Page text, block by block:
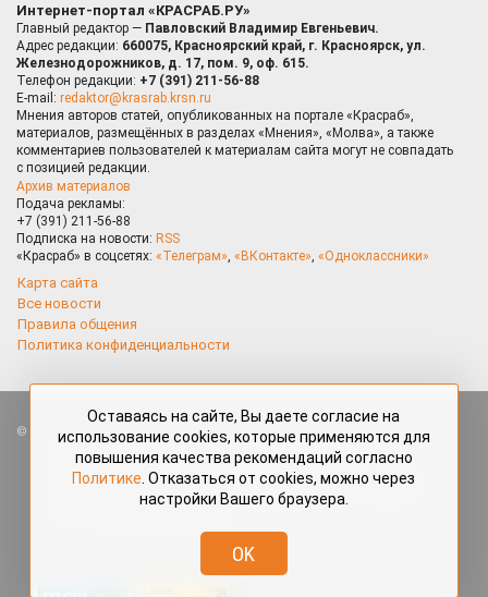
Интернет-портал «КРАСРАБ.РУ»
Главный редактор — Павловский Владимир Евгеньевич.
Адрес редакции: 660075, Красноярский край, г. Красноярск, ул.
Железнодорожников, д. 17, пом. 9, оф. 615.
Телефон редакции: +7 (391) 211-56-88
E-mail: redaktor@krasrab.krsn.ru
Мнения авторов статей, опубликованных на портале «Красраб»,
материалов, размещённых в разделах «Мнения», «Молва», а также
комментариев пользователей к материалам сайта могут не совпадать
с позицией редакции.
Архив материалов
Подача рекламы:
+7 (391) 211-56-88
Подписка на новости: RSS
«Красраб» в соцсетях: «Телеграм», «ВКонтакте», «Одноклассники»
Карта сайта
Все новости
Правила общения
Политика конфиденциальности
Все права защищены. Любые материалы, размещённые на портале
«Красраб.ру» сотрудниками редакции, нештатными авторами
и читателями, являются объектами авторского права. Полное или
частичное использование материалов, размещённых на портале
«Красраб.ру», допускается только с письменного согласия редакции
redaktor@krasrab.krsn.ru.
Оставаясь на сайте, Вы даете согласие на
использование cookies, которые применяются для
повышения качества рекомендаций согласно
Политике . Отказаться от cookies, можно через
настройки Вашего браузера.
OK